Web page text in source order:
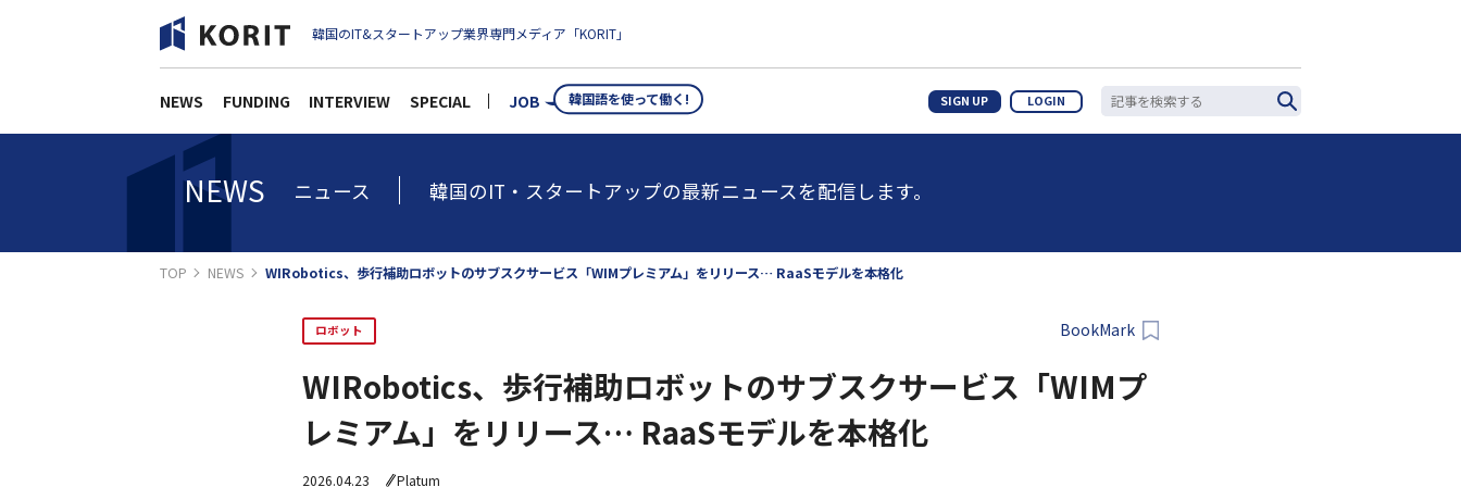
韓国のIT&スタートアップ業界専門メディア「KORIT」
NEWS FUNDING INTERVIEW SPECIAL JOB 韓国語を使って働く! SIGN UP LOGIN
NEWS ニュース 韓国のIT・スタートアップの最新ニュースを配信します。
TOP NEWS WIRobotics、歩行補助ロボットのサブスクサービス「WIMプレミアム」をリリース… RaaSモデルを本格化
ロボット BookMark
WIRobotics、歩行補助ロボットのサブスクサービス「WIMプ
レミアム」をリリース… RaaSモデルを本格化
2026.04.23 Platum